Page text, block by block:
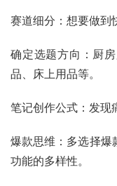
赛道细分：想要做到
确定选题方向：厨
品、床上用品等。
笔记创作公式：发现
爆款思维：多选择爆
功能的多样性。